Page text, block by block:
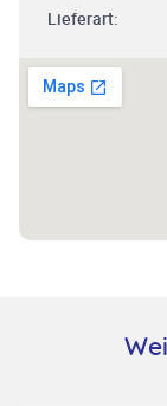
Lieferart: